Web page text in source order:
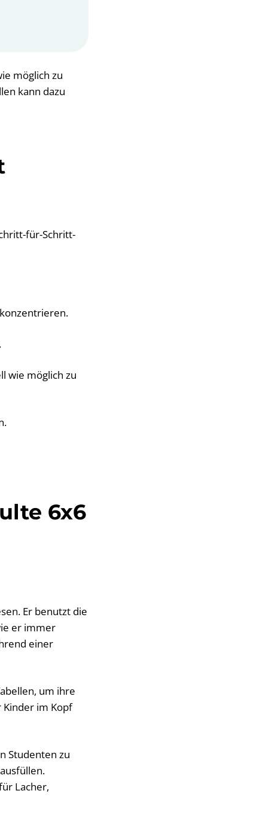
möglich zu
kann dazu
für-Schritt-
wie möglich zu
6x6
Er benutzt die
er immer
einer
um ihre
Kinder im Kopf
Studenten zu
Lacher,